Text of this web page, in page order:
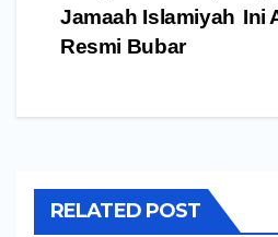
Ini
Jamaah Islamiyah
Resmi Bubar
RELATED POST